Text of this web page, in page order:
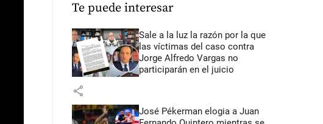
Te puede interesar
Sale a la luz la razón por la que
las víctimas del caso contra
Jorge Alfredo Vargas no
participarán en el juicio
share
José Pékerman elogia a Juan